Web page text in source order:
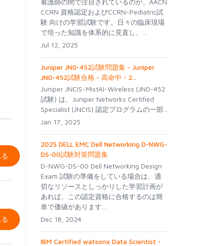
看護師の間で注目されているのが、AACN
CCRN 資格認定およびCCRN-Pediatric試
験 向けの学習試験です。日々の臨床現場
で培った知識を体系的に見直し、...
Jul 12, 2025
Juniper JN0-452試験問題集－Juniper
JN0-452試験合格 - 高命中 - 2...
Juniper JNCIS-MistAI-Wireless (JN0-452
試験) は、Juniper Networks Certified
Specialist (JNCIS) 認定プログラムの一部...
Jan 17, 2025
2025 DELL EMC Dell Networking D-NWG-
DS-00試験対策問題集
D-NWG-DS-00 Dell Networking Design
Exam 試験の準備をしている場合は、適
切なリソースとしっかりした学習計画が
あれば、この認定資格に合格するのは簡
単で価値があります...
Dec 18, 2024
IBM Certified watsonx Data Scientist -